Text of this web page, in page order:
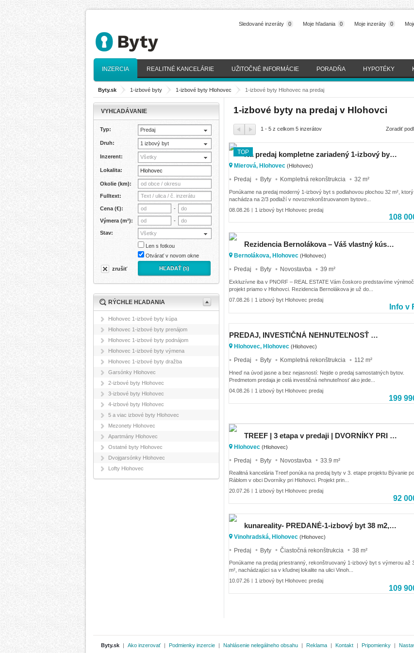
Moje inzeráty 0
Moje hľadania 0
Sledované inzeráty 0
INZERCIA REALITNÉ KANCELÁRIE UŽITOČNÉ INFORMÁCIE PORADŇA HYPOTÉKY
Byty.sk > 1-izbové byty > 1-izbové byty Hlohovec > 1-izbové byty Hlohovec na predaj
1-izbové byty na predaj v Hlohovci
1 - 5 z celkom 5 inzerátov Zoradiť
TOP Na predaj kompletne zariadený 1-izbový byt s balkónom, parkovacím miestom a pivnicou – Hlohovec, Mie
Mierová, Hlohovec (Hlohovec)
Predaj Byty Kompletná rekonštrukcia 32 m²
Ponúkame na predaj moderný 1-izbový byt s podlahovou plochou 32 m²,
nachádza na 2/3 podlaží v novozrekonštruovanom bytovo...
08.08.26 | 1 izbový byt Hlohovec predaj
108
Rezidencia Bernolákova – Váš vlastný kúsok ticha v Hlohovci
Bernolákova, Hlohovec (Hlohovec)
Predaj Byty Novostavba 39 m²
Exkluzívne iba v PNORF – REAL ESTATE Vám čoskoro predstavíme
projekt priamo v Hlohovci. Rezidencia Bernolákova je už do...
07.08.26 | 1 izbový byt Hlohovec predaj
Info v
PREDAJ, INVESTIČNÁ NEHNUTEĽNOSŤ S OKAMŽITÝM VÝNOSOM, RODINNÝ DOM – 3 BYTOVÉ JEDNOTKY POD JEDNOU STRE
Hlohovec, Hlohovec (Hlohovec)
Predaj Byty Kompletná rekonštrukcia 112 m²
Hneď na úvod jasne a bez nejasností: Nejde o predaj samostatných bytov.
Predmetom predaja je celá investičná nehnuteľnosť ako jede...
04.08.26 | 1 izbový byt Hlohovec predaj
199
TREEF | 3 etapa v predaji | DVORNÍKY PRI HLOHOVCI
Hlohovec (Hlohovec)
Predaj Byty Novostavba 33.9 m²
Realitná kancelária Treef ponúka na predaj byty v 3. etape projektu Bývanie
Ráblom v obci Dvorníky pri Hlohovci. Projekt prin...
20.07.26 | 1 izbový byt Hlohovec predaj
92
kunareality- PREDANÉ-1-izbový byt 38 m2, ulica Vinohradská, obec Hlohovec
Vinohradská, Hlohovec (Hlohovec)
Predaj Byty Čiastočná rekonštrukcia 38 m²
Ponúkame na predaj priestranný, rekonštruovaný 1-izbový byt s výmerou až
m², nachádzajúci sa v kľudnej lokalite na ulici Vinoh...
10.07.26 | 1 izbový byt Hlohovec predaj
109
VYHĽADÁVANIE
Typ: Predaj
Druh: 1 izbový byt
Inzerent: Všetky
Lokalita:
Okolie (km):
Fulltext:
Cena (€): -
Výmera (m²): -
Stav: Všetky
Len s fotkou
Otvárať v novom okne
zrušiť HĽADAŤ (5)
RÝCHLE HĽADANIA
Hlohovec 1-izbové byty kúpa
Hlohovec 1-izbové byty prenájom
Hlohovec 1-izbové byty podnájom
Hlohovec 1-izbové byty výmena
Hlohovec 1-izbové byty dražba
Garsónky Hlohovec
2-izbové byty Hlohovec
3-izbové byty Hlohovec
4-izbové byty Hlohovec
5 a viac izbové byty Hlohovec
Mezonety Hlohovec
Apartmány Hlohovec
Ostatné byty Hlohovec
Dvojgarsónky Hlohovec
Lofty Hlohovec
Byty.sk | Ako inzerovať | Podmienky inzercie | Nahlásenie nelegálneho obsahu | Reklama | Kontakt | Pripomienky |